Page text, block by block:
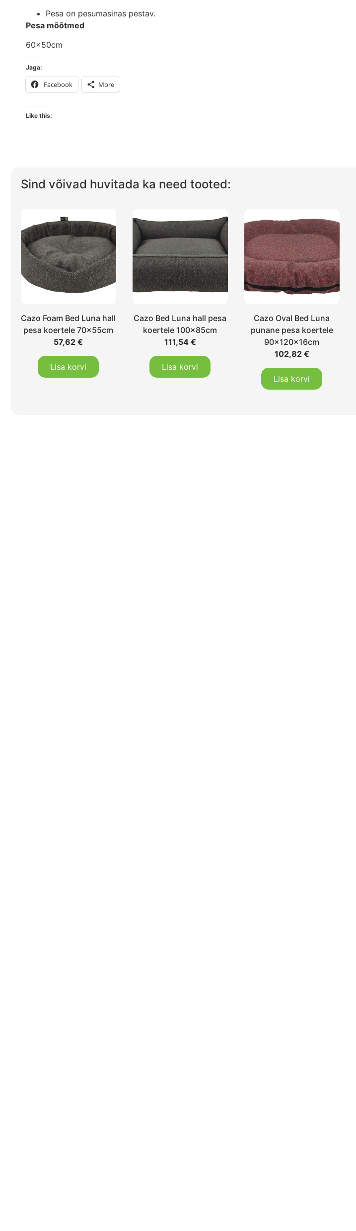
Pesa on pesumasinas pestav.
Pesa mõõtmed
60x50cm
Jaga:
Facebook More
Like this:
Sind võivad huvitada ka need tooted:
Cazo Foam Bed Luna hall
pesa koertele 70x55cm
57,62€
Lisa korvi
Cazo Bed Luna hall pesa
koertele 100x85cm
111,54 €
Lisa korvi
Cazo Oval Bed Luna
punane pesa koertele
90x120x16cm
102,82 €
Lisa korvi